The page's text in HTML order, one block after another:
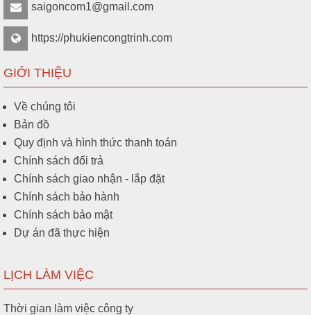
saigoncom1@gmail.com
https://phukiencongtrinh.com
GIỚI THIỆU
Về chúng tôi
Bản đồ
Quy định và hình thức thanh toán
Chính sách đổi trả
Chính sách giao nhận - lắp đặt
Chính sách bảo hành
Chính sách bảo mật
Dự án đã thực hiện
LỊCH LÀM VIỆC
Thời gian làm việc công ty